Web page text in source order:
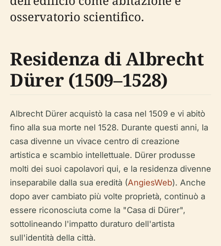
osservatorio scientifico.
Residenza di Albrecht
Dürer (1509–1528)
Albrecht Dürer acquistò la casa nel 1509 e vi abitò
fino alla sua morte nel 1528. Durante questi anni, la
casa divenne un vivace centro di creazione
artistica e scambio intellettuale. Dürer produsse
molti dei suoi capolavori qui, e la residenza divenne
inseparabile dalla sua eredità (AngiesWeb). Anche
dopo aver cambiato più volte proprietà, continuò a
essere riconosciuta come la "Casa di Dürer",
sottolineando l'impatto duraturo dell'artista
sull'identità della città.